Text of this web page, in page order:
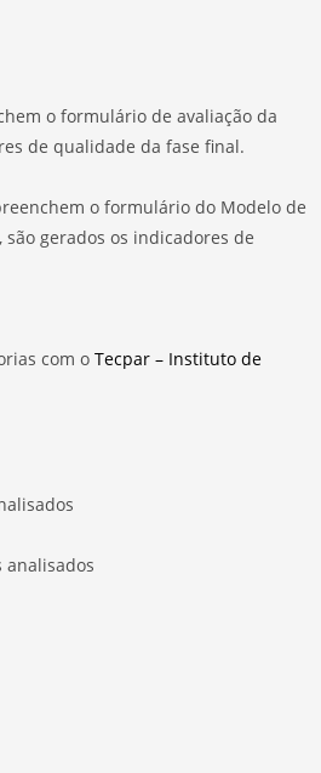
o formulário de avaliação da
de qualidade da fase final.
o formulário do Modelo de
são gerados os indicadores de
com o Tecpar – Instituto de
analisados